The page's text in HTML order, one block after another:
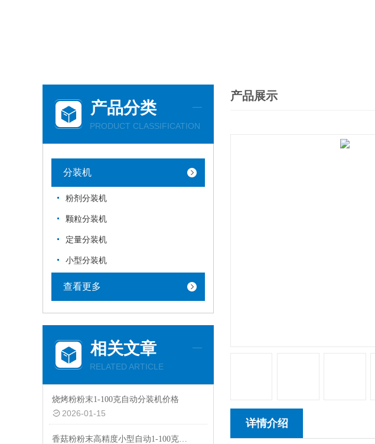
产品分类
PRODUCT CLASSIFICATION
分装机
粉剂分装机
颗粒分装机
定量分装机
小型分装机
查看更多
相关文章
RELATED ARTICLE
烧烤粉粉末1-100克自动分装机价格
2026-01-15
香菇粉粉末高精度小型自动1-100克分装机价格
产品展示
详情介绍